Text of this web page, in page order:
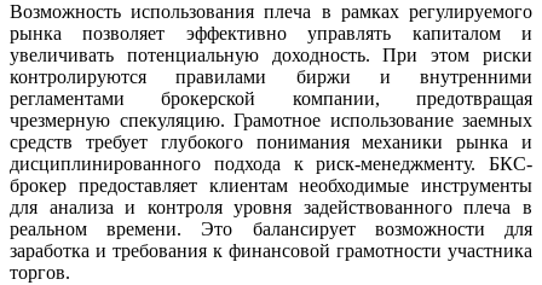
Возможность использования плеча в рамках регулируемого
рынка позволяет эффективно управлять капиталом и
увеличивать потенциальную доходность. При этом риски
контролируются правилами биржи и внутренними
регламентами брокерской компании, предотвращая
чрезмерную спекуляцию. Грамотное использование заемных
средств требует глубокого понимания механики рынка и
дисциплинированного подхода к риск-менеджменту. БКС-
брокер предоставляет клиентам необходимые инструменты
для анализа и контроля уровня задействованного плеча в
реальном времени. Это балансирует возможности для
заработка и требования к финансовой грамотности участника
торгов.